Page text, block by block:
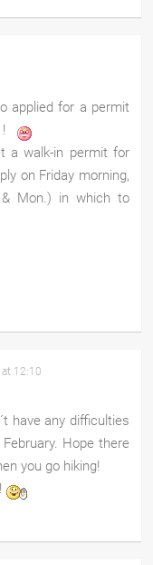
applied for a permit
a walk-in permit for
on Friday morning,
Mon.) in which to
12:10
have any difficulties
Hope there
you go hiking!